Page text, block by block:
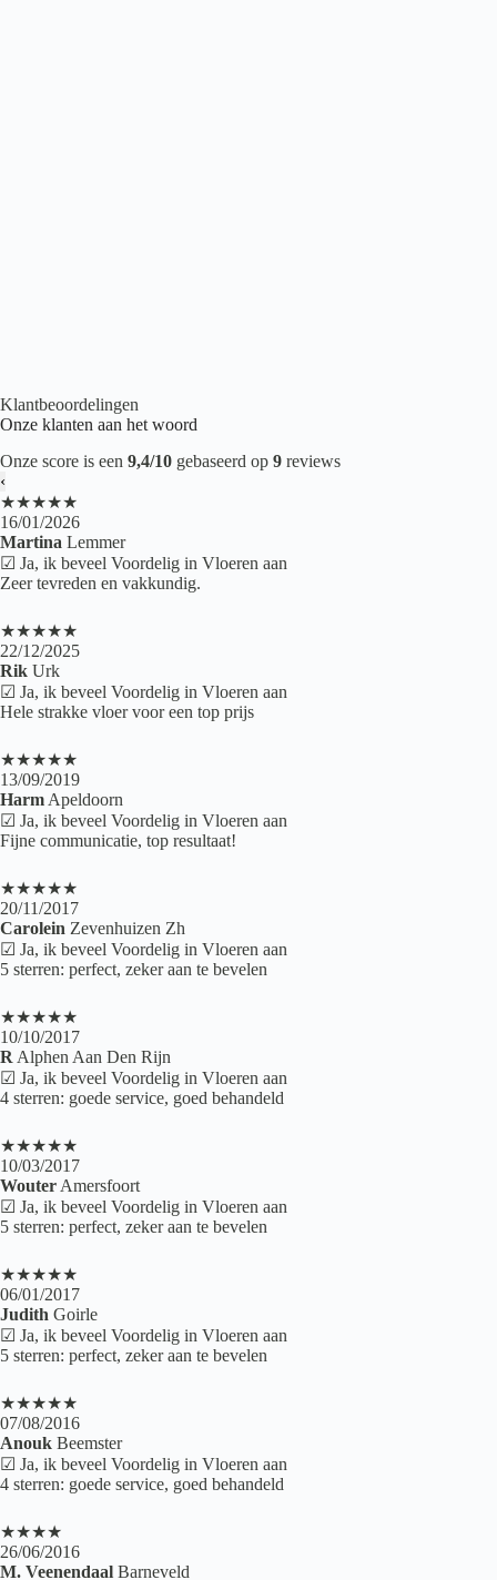
Klantbeoordelingen
Onze klanten aan het woord
Onze score is een 9,4/10 gebaseerd op 9 reviews
‹
★★★★★
16/01/2026
Martina Lemmer
☑ Ja, ik beveel Voordelig in Vloeren aan
Zeer tevreden en vakkundig.
★★★★★
22/12/2025
Rik Urk
☑ Ja, ik beveel Voordelig in Vloeren aan
Hele strakke vloer voor een top prijs
★★★★★
13/09/2019
Harm Apeldoorn
☑ Ja, ik beveel Voordelig in Vloeren aan
Fijne communicatie, top resultaat!
★★★★★
20/11/2017
Carolein Zevenhuizen Zh
☑ Ja, ik beveel Voordelig in Vloeren aan
5 sterren: perfect, zeker aan te bevelen
★★★★★
10/10/2017
R Alphen Aan Den Rijn
☑ Ja, ik beveel Voordelig in Vloeren aan
4 sterren: goede service, goed behandeld
★★★★★
10/03/2017
Wouter Amersfoort
☑ Ja, ik beveel Voordelig in Vloeren aan
5 sterren: perfect, zeker aan te bevelen
★★★★★
06/01/2017
Judith Goirle
☑ Ja, ik beveel Voordelig in Vloeren aan
5 sterren: perfect, zeker aan te bevelen
★★★★★
07/08/2016
Anouk Beemster
☑ Ja, ik beveel Voordelig in Vloeren aan
4 sterren: goede service, goed behandeld
★★★★
26/06/2016
M. Veenendaal Barneveld